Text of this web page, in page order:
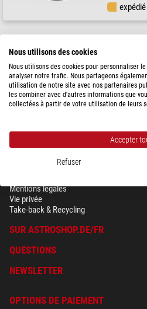
SÉCURITÉ & VIE PRIVÉE
Mentions légales
Vie privée
Take-back & Recycling
SUR ASTROSHOP.DE/FR
QUESTIONS
NEWSLETTER
OPTIONS DE PAIEMENT
Nous utilisons des cookies
Nous utilisons des cookies pour personnaliser
analyser notre trafic. Nous partageons
utilisation de notre site avec nos partenaires
les combiner avec d'autres informations que
collectées à partir de votre utilisation de leurs
Accepter
Refuser